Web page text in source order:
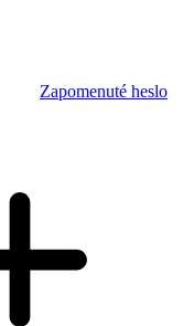
Zapomenuté heslo